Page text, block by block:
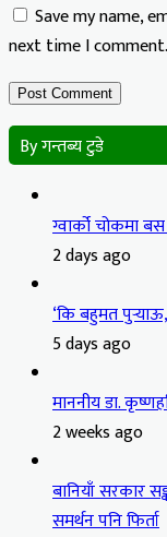
Save my name,
next time I comment.
By गन्तब्य टुडे
ग्वार्को चोकमा
2 days ago
‘कि बहुमत
5 days ago
माननीय डा.
2 weeks ago
बानियाँ सरकार
समर्थन पनि फिर्ता